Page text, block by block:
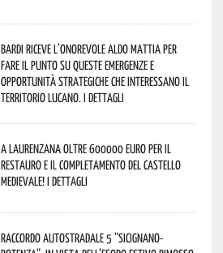
Bardi riceve l’onorevole Aldo Mattia per
fare il punto su queste emergenze e
opportunità strategiche che interessano il
territorio lucano. I dettagli
A Laurenzana oltre 600000 euro per il
restauro e il completamento del Castello
Medievale! I dettagli
Raccordo Autostradale 5 “Sicignano-